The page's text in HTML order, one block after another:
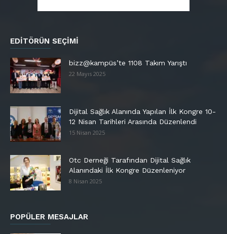
EDITÖRÜN SEÇIMI
bizz@kampüs’te 1108 Takım Yarıştı
22 Mayıs 2025
Dijital Sağlık Alanında Yapılan İlk Kongre 10-
12 Nisan Tarihleri Arasında Düzenlendi
15 Nisan 2025
Otc Derneği Tarafından Dijital Sağlık
Alanındaki İlk Kongre Düzenleniyor
8 Nisan 2025
POPÜLER MESAJLAR